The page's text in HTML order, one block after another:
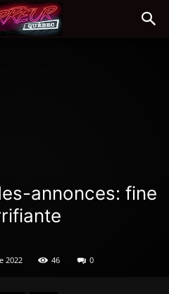
annonces: fine
2022 46 0